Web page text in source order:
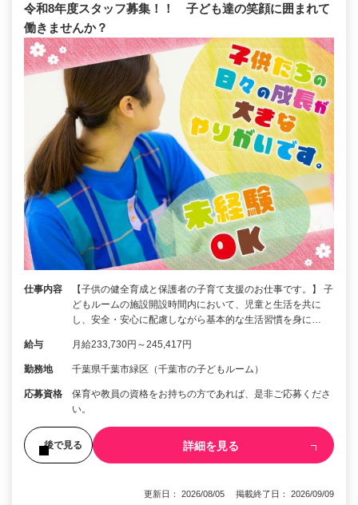
令和8年度スタッフ募集！！ 子ども達の笑顔に囲まれて
働きませんか？
仕事内容
【子供の健全育成と保護者の子育て支援のお仕事です。】 子
どもルームの施設開設時間内において、児童と生活を共に
し、安全・安心に配慮しながら基本的な生活習慣を身に…
給与 月給233,730円～245,417円
勤務地 千葉県千葉市緑区（千葉市の子どもルーム）
応募資格
保育や教員の資格をお持ちの方であれば、是非ご応募くださ
い。
後で見る 詳細を見る
更新日： 2026/08/05 掲載終了日： 2026/09/09